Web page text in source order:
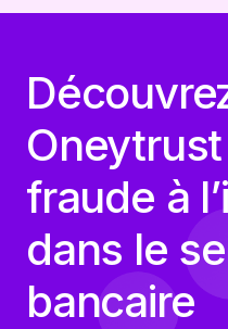
fraude à
dans le
bancaire